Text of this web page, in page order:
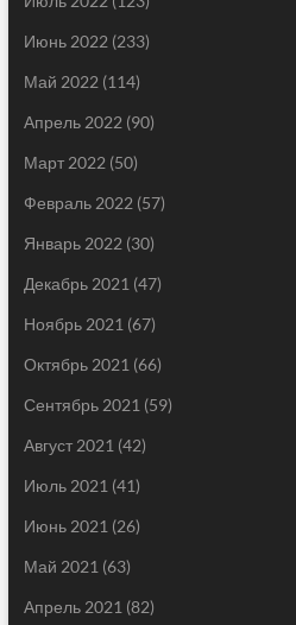
Июнь 2022 (233)
Май 2022 (114)
Апрель 2022 (90)
Март 2022 (50)
Февраль 2022 (57)
Январь 2022 (30)
Декабрь 2021 (47)
Ноябрь 2021 (67)
Октябрь 2021 (66)
Сентябрь 2021 (59)
Август 2021 (42)
Июль 2021 (41)
Июнь 2021 (26)
Май 2021 (63)
Апрель 2021 (82)